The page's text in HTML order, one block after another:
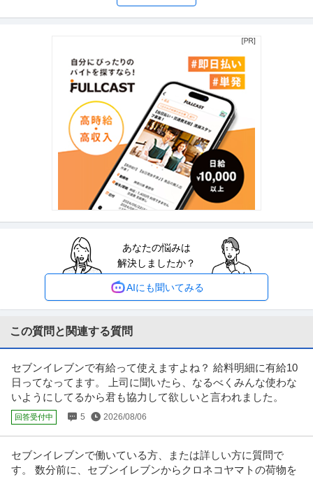
経理（財務会計） ／ ◢◤グループ経理リーダー◢◤30以上ある事
業の経理業務の遂行やマネジメントをお任せします
株式会社SEVENRICH Accounting・SEVENRICH会計事務所
【職種】管理＞経理（財務会計） 【業種】士業＞監査・税理士法人 ※会員属
性などに応じ、当該求人をビ…続きを見る
株式会社セブンデックス
未経験OK 交通費支給 昇給あり
年収450万円〜650万円
自社ブランドの広報・SNS運用担当／週2日リモート可／マーケ×デザイン企
業／戦略～実行まで 株式会
…続きを見る
SE（Web・オープン系） ／ アプリケーションエンジニア／AIや
機械学習／データ利活用によるソリューションの提案から開発ま
株式会社野村総合研究所
リモートワーク
年収800万円〜1,800万円
SIer ※会員属性…続きを見る
リモート可／品質管理（食品）／小売トップの業務基盤／自ら携
わった商品が身近な店舗に並ぶやりがい
株式会社セブン‐イレブン・ジャパン
正社員 交通費支給 学歴不問 昇給あり
年収550万円〜750万円
株式会社セブン‐イレブン・ジャパン 【リモート可】品質管理（食品）※小売
トップの業務基盤／自ら携わ
…続きを見る
提供：doda
あなたの悩みは
解決しましたか？
AIにも聞いてみる
この質問と関連する質問
セブンイレブンで有給って使えますよね？ 給料明細に有給10
日ってなってます。 上司に聞いたら、なるべくみんな使わな
いようにしてるから君も協力して欲しいと言われました。
回答受付中 5 2026/08/06
セブンイレブンで働いている方、または詳しい方に質問で
す。 数分前に、セブンイレブンからクロネコヤマトの荷物を